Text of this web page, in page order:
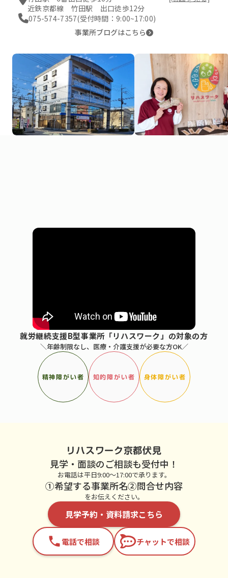
近鉄京都線 竹田駅 出口徒歩12分
075-574-7357(受付時間：9:00~17:00)
事業所ブログはこちら
就労継続支援B型事業所「リハスワーク」の対象の方
＼年齢制限なし、医療・介護支援が必要な方OK／
精神障がい者 知的障がい者 身体障がい者
リハスワーク京都伏見
見学・面談のご相談も受付中！
をお伝えください。
①希望する事業所名②問合せ内容
お電話は平日9:00～17:00で承ります。
見学予約・資料請求こちら
phone電話で相談 チャットで相談